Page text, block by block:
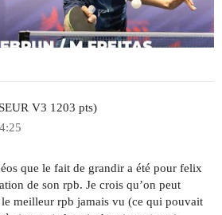
V3 1203 pts)
que le fait de grandir a été pour felix
de son rpb. Je crois qu’on peut
le meilleur rpb jamais vu (ce qui pouvait